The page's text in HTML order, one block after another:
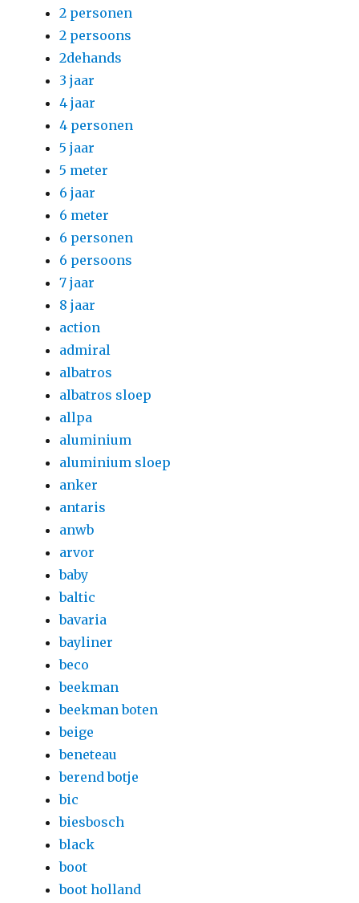
2 personen
2 persoons
2dehands
3 jaar
4 jaar
4 personen
5 jaar
5 meter
6 jaar
6 meter
6 personen
6 persoons
7 jaar
8 jaar
action
admiral
albatros
albatros sloep
allpa
aluminium
aluminium sloep
anker
antaris
anwb
arvor
baby
baltic
bavaria
bayliner
beco
beekman
beekman boten
beige
beneteau
berend botje
bic
biesbosch
black
boot
boot holland